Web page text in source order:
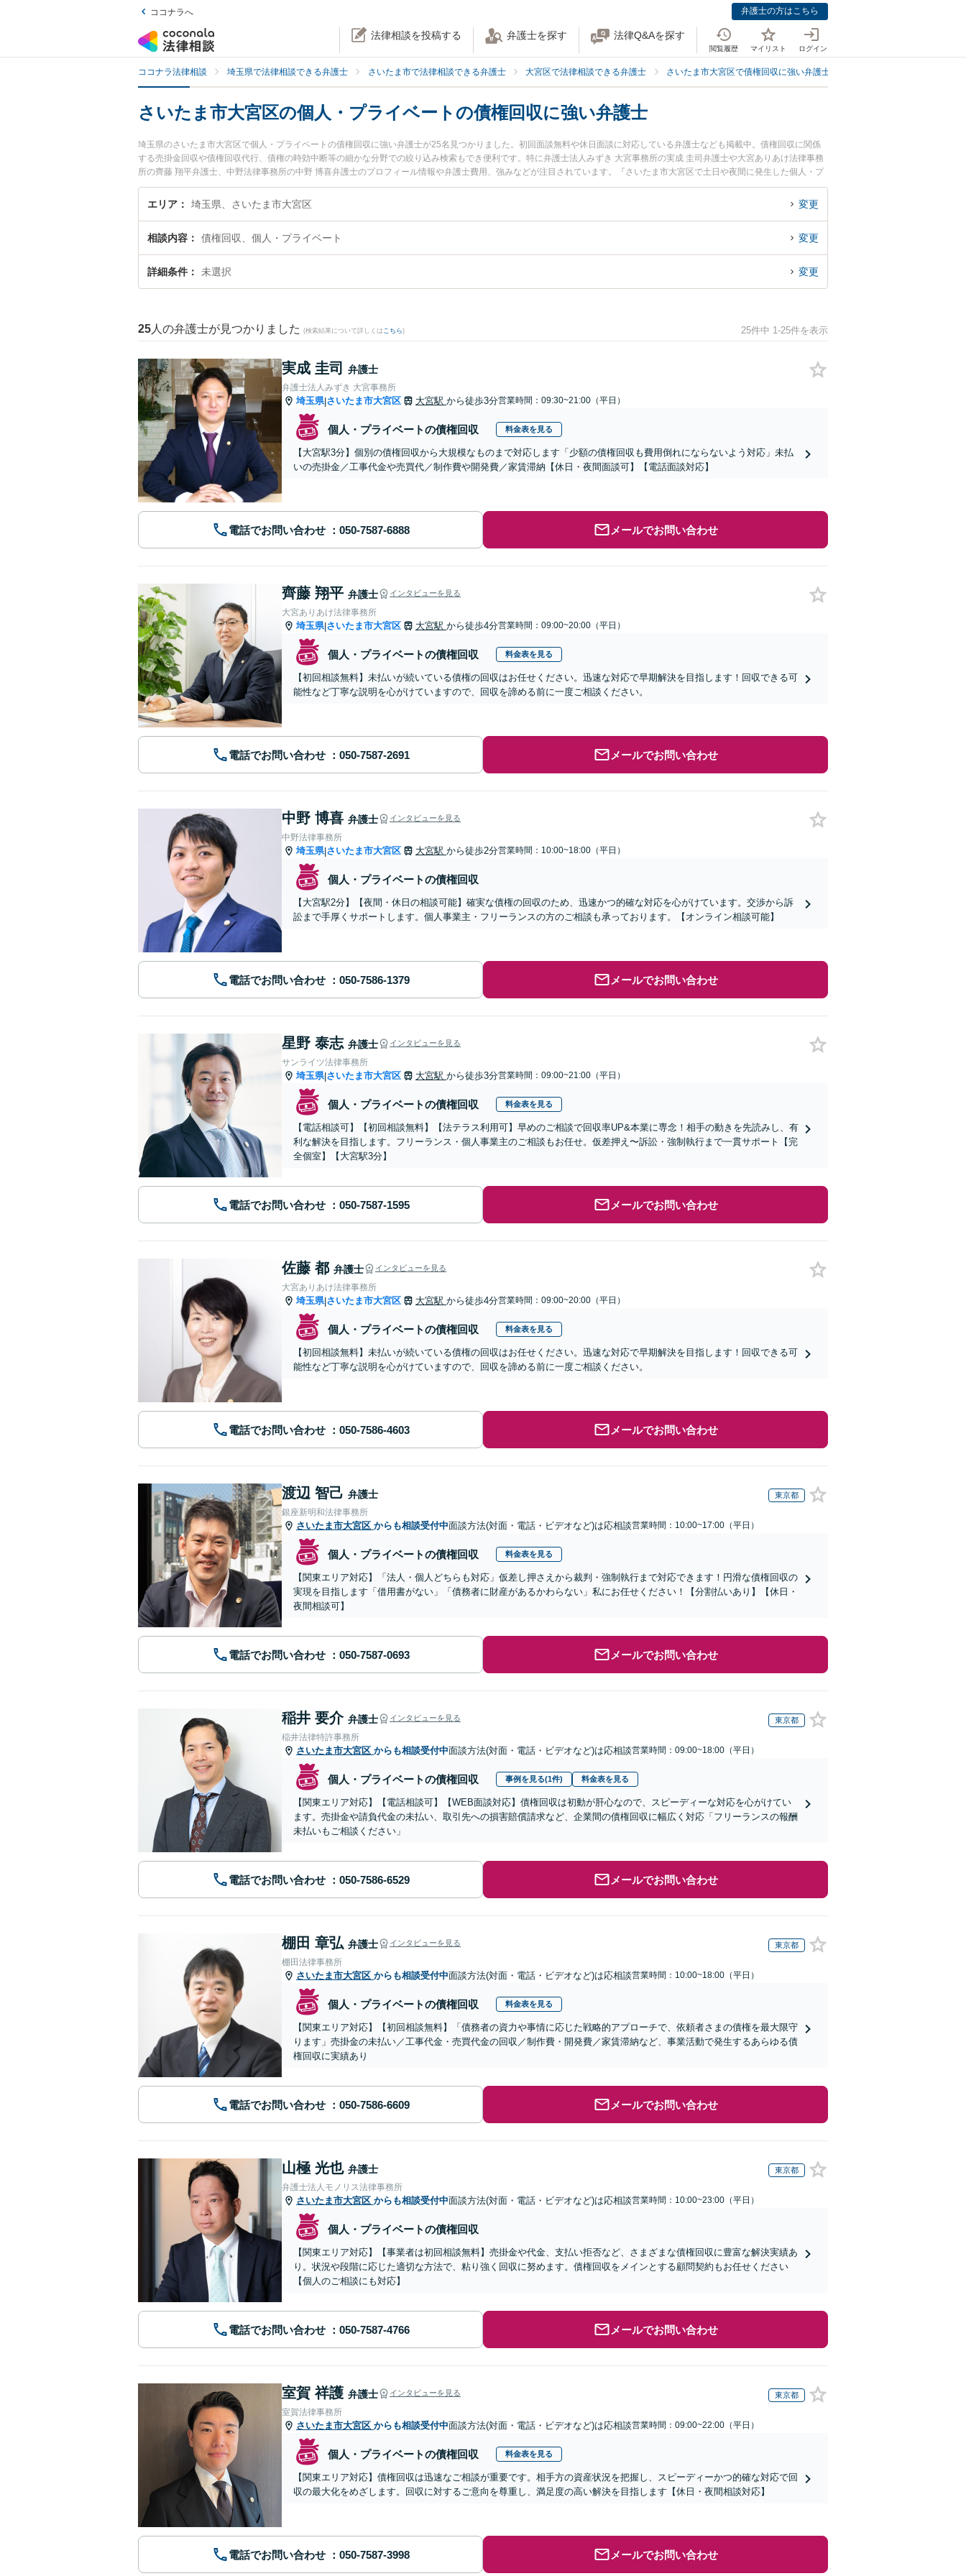
ココナラへ 弁護士の方はこちら
法律相談を投稿する 弁護士を探す 法律Q&Aを探す
閲覧履歴 マイリスト ログイン
ココナラ法律相談 埼玉県で法律相談できる弁護士 さいたま市で法律相談できる弁護士 大宮区で法律相談できる弁護士 さいたま市大宮区で債権回収に強い弁護士
さいたま市大宮区の個人・プライベートの債権回収に強い弁護士
埼玉県のさいたま市大宮区で個人・プライベートの債権回収に強い弁護士が25名見つかりました。初回面談無料や休日面談に対応している弁護士なども掲載中。債権回収に関係
する売掛金回収や債権回収代行、債権の時効中断等の細かな分野での絞り込み検索もでき便利です。特に弁護士法人みずき 大宮事務所の実成 圭司弁護士や大宮ありあけ法律事務
所の齊藤 翔平弁護士、中野法律事務所の中野 博喜弁護士のプロフィール情報や弁護士費用、強みなどが注目されています。『さいたま市大宮区で土日や夜間に発生した個人・プ
ライベートの債権回収のトラブルを今すぐに弁護士に相談したい』『個人・プライベートの債権回収のトラブル解決の実績豊富な近くの弁護士を検索したい』『初回相談無料で個
人・プライベートの債権回収を法律相談できるさいたま市大宮区内の弁護士に相談予約したい』などでお困りの相談者さんにおすすめです。
エリア 埼玉県、さいたま市大宮区 変更
相談内容 債権回収、個人・プライベート 変更
詳細条件 未選択 変更
25 人の弁護士が見つかりました (検索結果について詳しくは こちら) 25件中 1-25件を表示
実成 圭司 弁護士
弁護士法人みずき 大宮事務所
埼玉県|さいたま市大宮区 大宮駅 から徒歩3分営業時間：09:30~21:00（平日）
個人・プライベートの債権回収 料金表を見る
【大宮駅3分】個別の債権回収から大規模なものまで対応します「少額の債権回収も費用倒れにならないよう対応」未払
いの売掛金／工事代金や売買代／制作費や開発費／家賃滞納【休日・夜間面談可】【電話面談対応】
電話でお問い合わせ メールでお問い合わせ
齊藤 翔平 弁護士 インタビューを見る
大宮ありあけ法律事務所
埼玉県|さいたま市大宮区 大宮駅 から徒歩4分営業時間：09:00~20:00（平日）
個人・プライベートの債権回収 料金表を見る
【初回相談無料】未払いが続いている債権の回収はお任せください。迅速な対応で早期解決を目指します！回収できる可
能性など丁寧な説明を心がけていますので、回収を諦める前に一度ご相談ください。
電話でお問い合わせ メールでお問い合わせ
中野 博喜 弁護士 インタビューを見る
中野法律事務所
埼玉県|さいたま市大宮区 大宮駅 から徒歩2分営業時間：10:00~18:00（平日）
個人・プライベートの債権回収
【大宮駅2分】【夜間・休日の相談可能】確実な債権の回収のため、迅速かつ的確な対応を心がけています。交渉から訴
訟まで手厚くサポートします。個人事業主・フリーランスの方のご相談も承っております。【オンライン相談可能】
電話でお問い合わせ メールでお問い合わせ
星野 泰志 弁護士 インタビューを見る
サンライツ法律事務所
埼玉県|さいたま市大宮区 大宮駅 から徒歩3分営業時間：09:00~21:00（平日）
個人・プライベートの債権回収 料金表を見る
【電話相談可】【初回相談無料】【法テラス利用可】早めのご相談で回収率UP&本業に専念！相手の動きを先読みし、有
利な解決を目指します。フリーランス・個人事業主のご相談もお任せ。仮差押え〜訴訟・強制執行まで一貫サポート【完
全個室】【大宮駅3分】
電話でお問い合わせ メールでお問い合わせ
佐藤 都 弁護士 インタビューを見る
大宮ありあけ法律事務所
埼玉県|さいたま市大宮区 大宮駅 から徒歩4分営業時間：09:00~20:00（平日）
個人・プライベートの債権回収 料金表を見る
【初回相談無料】未払いが続いている債権の回収はお任せください。迅速な対応で早期解決を目指します！回収できる可
能性など丁寧な説明を心がけていますので、回収を諦める前に一度ご相談ください。
電話でお問い合わせ メールでお問い合わせ
渡辺 智己 弁護士 東京都
銀座新明和法律事務所
さいたま市大宮区 からも相談受付中面談方法(対面・電話・ビデオなど)は応相談営業時間：10:00~17:00（平日）
個人・プライベートの債権回収 料金表を見る
【関東エリア対応】「法人・個人どちらも対応」仮差し押さえから裁判・強制執行まで対応できます！円滑な債権回収の
実現を目指します「借用書がない」「債務者に財産があるかわらない」私にお任せください！【分割払いあり】【休日・
夜間相談可】
電話でお問い合わせ メールでお問い合わせ
稲井 要介 弁護士 インタビューを見る 東京都
稲井法律特許事務所
さいたま市大宮区 からも相談受付中面談方法(対面・電話・ビデオなど)は応相談営業時間：09:00~18:00（平日）
個人・プライベートの債権回収 事例を見る(1件) 料金表を見る
【関東エリア対応】【電話相談可】【WEB面談対応】債権回収は初動が肝心なので、スピーディーな対応を心がけてい
ます。売掛金や請負代金の未払い、取引先への損害賠償請求など、企業間の債権回収に幅広く対応「フリーランスの報酬
未払いもご相談ください」
電話でお問い合わせ メールでお問い合わせ
棚田 章弘 弁護士 インタビューを見る 東京都
棚田法律事務所
さいたま市大宮区 からも相談受付中面談方法(対面・電話・ビデオなど)は応相談営業時間：10:00~18:00（平日）
個人・プライベートの債権回収 料金表を見る
【関東エリア対応】【初回相談無料】「債務者の資力や事情に応じた戦略的アプローチで、依頼者さまの債権を最大限守
ります」売掛金の未払い／工事代金・売買代金の回収／制作費・開発費／家賃滞納など、事業活動で発生するあらゆる債
権回収に実績あり
電話でお問い合わせ メールでお問い合わせ
山極 光也 弁護士 東京都
弁護士法人モノリス法律事務所
さいたま市大宮区 からも相談受付中面談方法(対面・電話・ビデオなど)は応相談営業時間：10:00~23:00（平日）
個人・プライベートの債権回収
【関東エリア対応】【事業者は初回相談無料】売掛金や代金、支払い拒否など、さまざまな債権回収に豊富な解決実績あ
り。状況や段階に応じた適切な方法で、粘り強く回収に努めます。債権回収をメインとする顧問契約もお任せください
【個人のご相談にも対応】
電話でお問い合わせ メールでお問い合わせ
室賀 祥護 弁護士 インタビューを見る 東京都
室賀法律事務所
さいたま市大宮区 からも相談受付中面談方法(対面・電話・ビデオなど)は応相談営業時間：09:00~22:00（平日）
個人・プライベートの債権回収 料金表を見る
【関東エリア対応】債権回収は迅速なご相談が重要です。相手方の資産状況を把握し、スピーディーかつ的確な対応で回
収の最大化をめざします。回収に対するご意向を尊重し、満足度の高い解決を目指します【休日・夜間相談対応】
電話でお問い合わせ メールでお問い合わせ